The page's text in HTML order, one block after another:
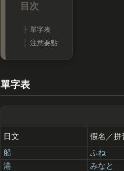
單字表
注意要點
單字表
日文 假名／拼
船
ふね
港
みなと